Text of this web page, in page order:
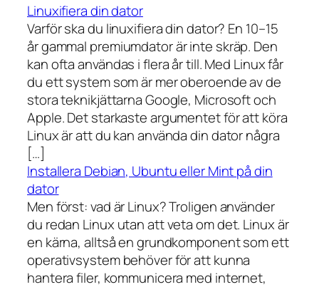
Linuxifiera din dator
Varför ska du linuxifiera din dator? En 10–15
år gammal premiumdator är inte skräp. Den
kan ofta användas i flera år till. Med Linux får
du ett system som är mer oberoende av de
stora teknikjättarna Google, Microsoft och
Apple. Det starkaste argumentet för att köra
Linux är att du kan använda din dator några
[…]
Installera Debian, Ubuntu eller Mint på din
dator
Men först: vad är Linux? Troligen använder
du redan Linux utan att veta om det. Linux är
en kärna, alltså en grundkomponent som ett
operativsystem behöver för att kunna
hantera filer, kommunicera med internet,